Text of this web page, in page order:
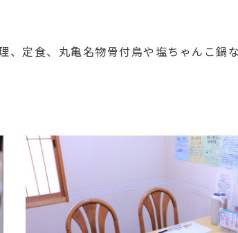
定食、丸亀名物骨付鳥や塩ちゃんこ鍋